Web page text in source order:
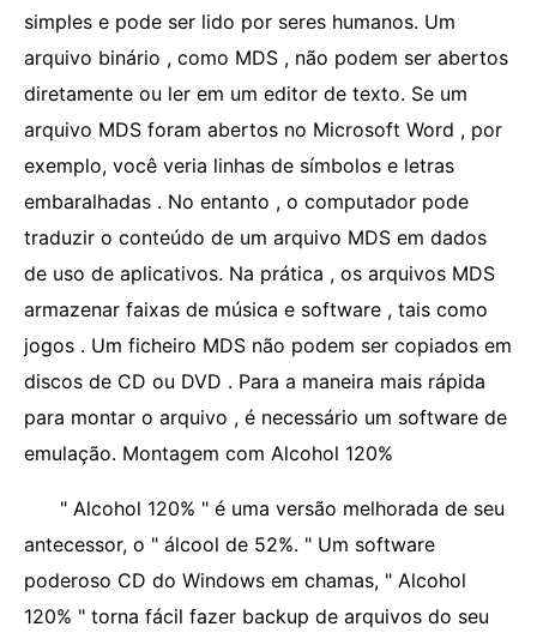
simples e pode ser lido por seres humanos. Um
arquivo binário , como MDS , não podem ser abertos
diretamente ou ler em um editor de texto. Se um
arquivo MDS foram abertos no Microsoft Word , por
exemplo, você veria linhas de símbolos e letras
embaralhadas . No entanto , o computador pode
traduzir o conteúdo de um arquivo MDS em dados
de uso de aplicativos. Na prática , os arquivos MDS
armazenar faixas de música e software , tais como
jogos . Um ficheiro MDS não podem ser copiados em
discos de CD ou DVD . Para a maneira mais rápida
para montar o arquivo , é necessário um software de
emulação. Montagem com Alcohol 120%
" Alcohol 120% " é uma versão melhorada de seu
antecessor, o " álcool de 52%. " Um software
poderoso CD do Windows em chamas, " Alcohol
120% " torna fácil fazer backup de arquivos do seu